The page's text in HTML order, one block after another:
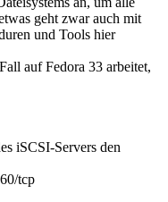
geht zwar auch mit
und Tools hier
auf Fedora 33 arbeitet,
iSCSI-Servers den
tcp